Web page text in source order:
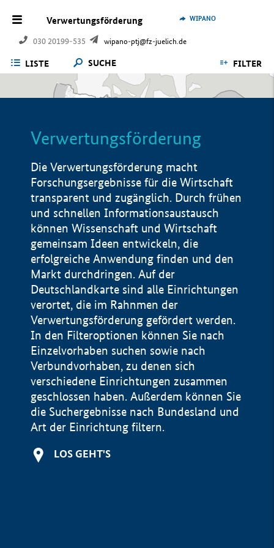
Verwertungsförderung
030 20199-535 wipano-ptj@fz-juelich.de
WIPANO
LISTE SUCHE FILTER
Verwertungsförderung
Die Verwertungsförderung macht
Forschungsergebnisse für die Wirtschaft
transparent und zugänglich. Durch frühen
und schnellen Informationsaustausch
können Wissenschaft und Wirtschaft
gemeinsam Ideen entwickeln, die
erfolgreiche Anwendung finden und den
Markt durchdringen. Auf der
Deutschlandkarte sind alle Einrichtungen
verortet, die im Rahnmen der
Verwertungsförderung gefördert werden.
In den Filteroptionen können Sie nach
Einzelvorhaben suchen sowie nach
Verbundvorhaben, zu denen sich
verschiedene Einrichtungen zusammen
geschlossen haben. Außerdem können Sie
die Suchergebnisse nach Bundesland und
Art der Einrichtung filtern.
LOS GEHT'S